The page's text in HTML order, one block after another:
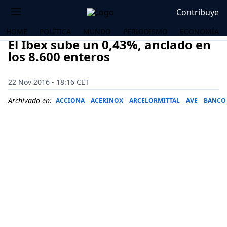
Contribuye
HOME POLÍTICA MUNDO PERIODISMO ECONOMÍA
El Ibex sube un 0,43%, anclado en
los 8.600 enteros
22 Nov 2016 - 18:16 CET
Archivado en: ACCIONA ACERINOX ARCELORMITTAL AVE